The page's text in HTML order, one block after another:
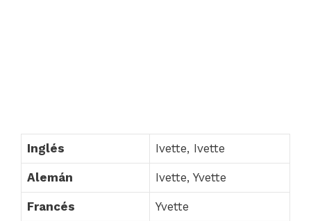
Inglés Ivette, Ivette
Alemán Ivette, Yvette
Francés Yvette